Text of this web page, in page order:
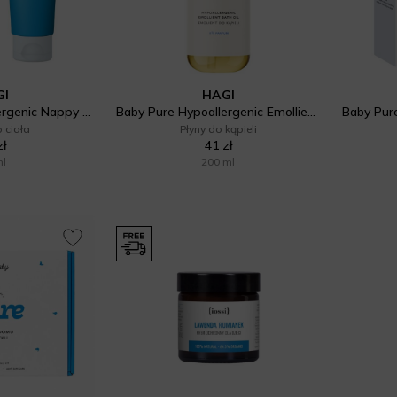
Baby Pure Hypoallergenic Nappy Cream
ciała
HAGI
Baby Pure Hypoallergenic Emollient Bath Oil
Płyny do kąpieli
41 zł
200 ml